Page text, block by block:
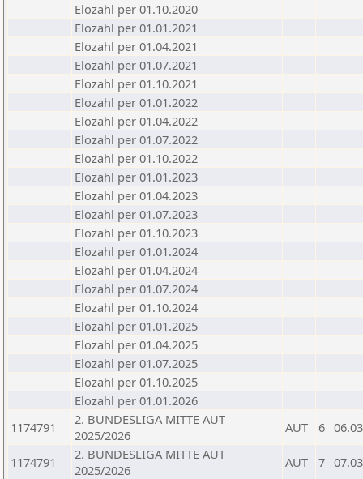
Elozahl per 01.10.2020
Elozahl per 01.01.2021
Elozahl per 01.04.2021
Elozahl per 01.07.2021
Elozahl per 01.10.2021
Elozahl per 01.01.2022
Elozahl per 01.04.2022
Elozahl per 01.07.2022
Elozahl per 01.10.2022
Elozahl per 01.01.2023
Elozahl per 01.04.2023
Elozahl per 01.07.2023
Elozahl per 01.10.2023
Elozahl per 01.01.2024
Elozahl per 01.04.2024
Elozahl per 01.07.2024
Elozahl per 01.10.2024
Elozahl per 01.01.2025
Elozahl per 01.04.2025
Elozahl per 01.07.2025
Elozahl per 01.10.2025
Elozahl per 01.01.2026
1174791
2. BUNDESLIGA MITTE AUT
2025/2026
AUT 6
1174791
2. BUNDESLIGA MITTE AUT
2025/2026
AUT 7